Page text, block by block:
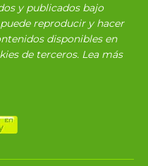
y publicados bajo
reproducir y hacer
disponibles en
de terceros. Lea más